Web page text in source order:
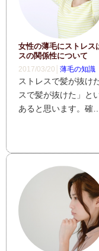
女性の薄毛にストレス
スの関係性について
2017/03/20│ 薄毛の知識
ストレスで髪が抜け
スで髪が抜けた」と
あると思います。確